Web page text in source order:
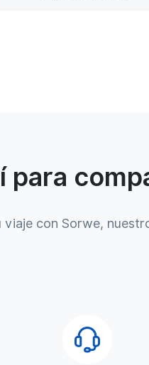
para
viaje con Sorwe,